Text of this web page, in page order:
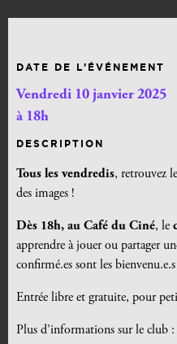
DATE DE L’ÉVÉNEMENT
Vendredi 10 janvier 2025
à 18h
DESCRIPTION
Tous les vendredis, retrouvez
des images !
Dès 18h, au Café du Ciné, le
apprendre à jouer ou partager
confirmé.es sont les
Entrée libre et gratuite, pour
Plus d’informations sur le club :